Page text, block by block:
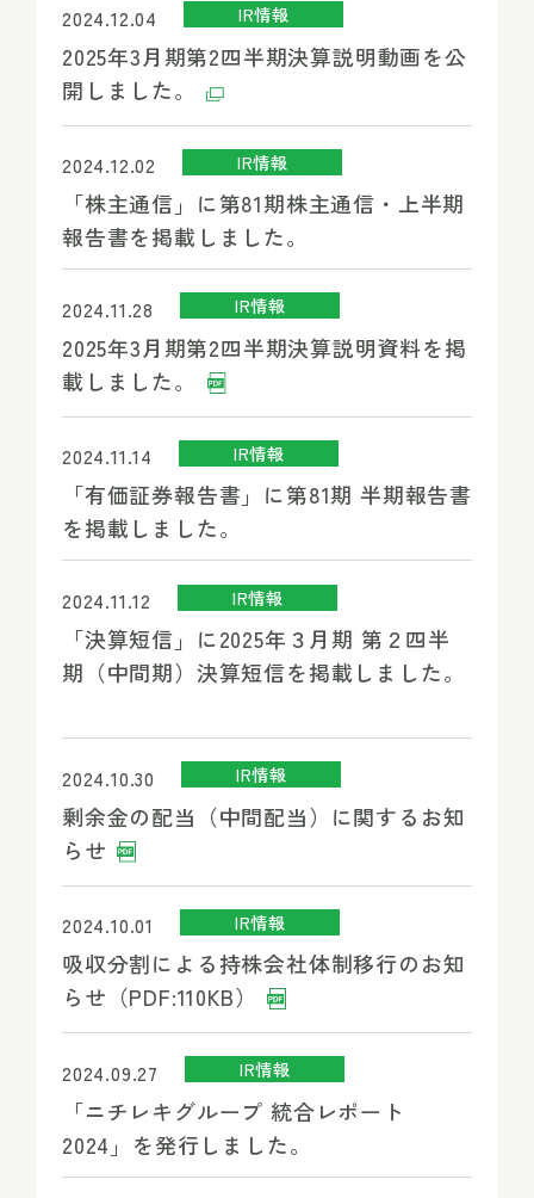
2024.12.04 IR情報
2025年3月期第2四半期決算説明動画を公
開しました。
2024.12.02 IR情報
「株主通信」に第81期株主通信・上半期
報告書を掲載しました。
2024.11.28 IR情報
2025年3月期第2四半期決算説明資料を掲
載しました。
2024.11.14 IR情報
「有価証券報告書」に第81期 半期報告書
を掲載しました。
2024.11.12 IR情報
「決算短信」に2025年３月期 第２四半
期（中間期）決算短信を掲載しました。
2024.10.30 IR情報
剰余金の配当（中間配当）に関するお知
らせ
2024.10.01 IR情報
吸収分割による持株会社体制移行のお知
らせ（PDF:110KB）
2024.09.27 IR情報
「ニチレキグループ 統合レポート
2024」を発行しました。